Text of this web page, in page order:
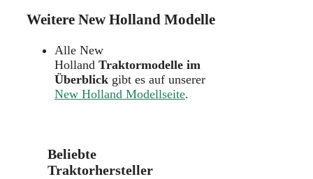
Weitere New Holland Modelle
Alle New
Holland Traktormodelle im
Überblick gibt es auf unserer
New Holland Modellseite.
Beliebte
Traktorhersteller